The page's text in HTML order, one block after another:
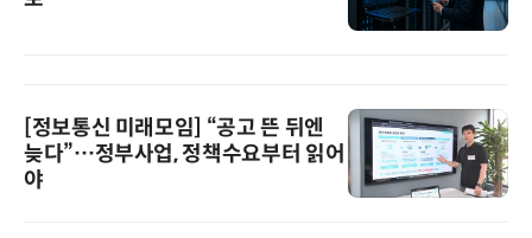
[정보통신 미래모임] “공고 뜬 뒤엔
늦다”…정부사업, 정책수요부터 읽어
야